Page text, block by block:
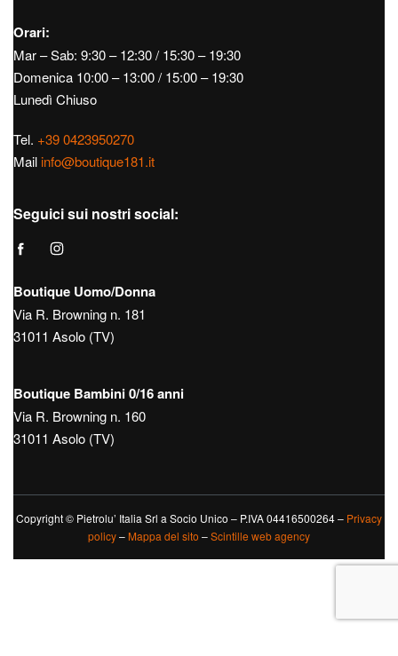
Orari:
Mar – Sab: 9:30 – 12:30 / 15:30 – 19:30
Domenica 10:00 – 13:00 / 15:00 – 19:30
Lunedì Chiuso
Tel. +39 0423950270
Mail info@boutique181.it
Seguici sui nostri social:
Boutique Uomo/Donna
Via R. Browning n. 181
31011 Asolo (TV)
Boutique Bambini 0/16 anni
Via R. Browning n. 160
31011 Asolo (TV)
Copyright © Pietrolu’ Italia Srl a Socio Unico – P.IVA 04416500264 – Privacy
policy– Mappa del sito –Scintille web agency